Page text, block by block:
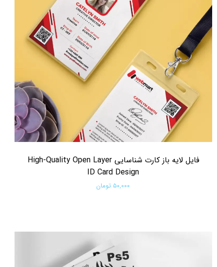
فایل لایه باز کارت شناسایی High-Quality Open Layer
ID Card Design
۵۰,۰۰۰ تومان